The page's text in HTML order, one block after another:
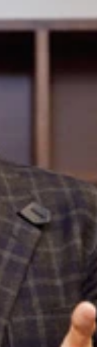
（右）と注目の
（右）と注目の